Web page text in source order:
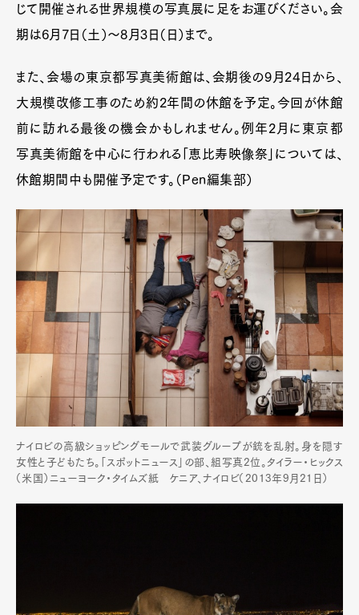
じて開催される世界規模の写真展に足をお運びください。会
期は6月7日（土）～8月3日（日）まで。
また、会場の東京都写真美術館は、会期後の9月24日から、
大規模改修工事のため約2年間の休館を予定。今回が休館
前に訪れる最後の機会かもしれません。例年2月に東京都
写真美術館を中心に行われる「恵比寿映像祭」については、
休館期間中も開催予定です。（Pen編集部）
ナイロビの高級ショッピングモールで武装グループが銃を乱射。身を隠す
女性と子どもたち。「スポットニュース」の部、組写真2位。タイラー・ヒックス
（米国）ニューヨーク・タイムズ紙 ケニア、ナイロビ（2013年9月21日）